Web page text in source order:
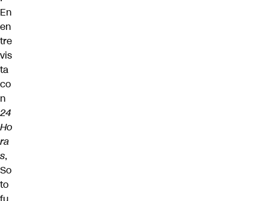
En
en
tre
vis
ta
co
n
24
Ho
ra
s,
So
to